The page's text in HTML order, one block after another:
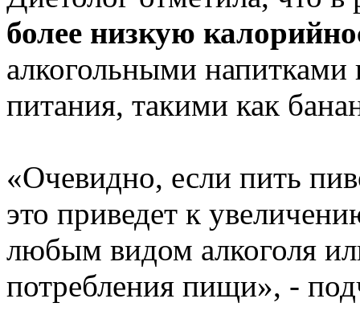
более низкую
алкогольными
питания, такими как
«Очевидно, если пить
это приведет к
любым видом алкоголя
потребления пищи», -